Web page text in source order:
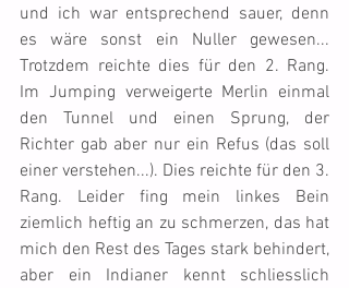
und ich war entsprechend sauer, denn
es wäre sonst ein Nuller gewesen...
Trotzdem reichte dies für den 2. Rang.
Im Jumping verweigerte Merlin einmal
den Tunnel und einen Sprung, der
Richter gab aber nur ein Refus (das soll
einer verstehen...). Dies reichte für den 3.
Rang. Leider fing mein linkes Bein
ziemlich heftig an zu schmerzen, das hat
mich den Rest des Tages stark behindert,
aber ein Indianer kennt schliesslich